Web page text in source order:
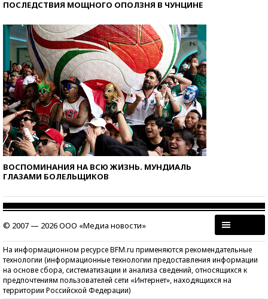
ПОСЛЕДСТВИЯ МОЩНОГО ОПОЛЗНЯ В ЧУНЦИНЕ
ВОСПОМИНАНИЯ НА ВСЮ ЖИЗНЬ. МУНДИАЛЬ
ГЛАЗАМИ БОЛЕЛЬЩИКОВ
© 2007 — 2026 ООО «Медиа новости»
На информационном ресурсе BFM.ru применяются рекомендательные
технологии (информационные технологии предоставления информации
на основе сбора, систематизации и анализа сведений, относящихся к
предпочтениям пользователей сети «Интернет», находящихся на
территории Российской Федерации)